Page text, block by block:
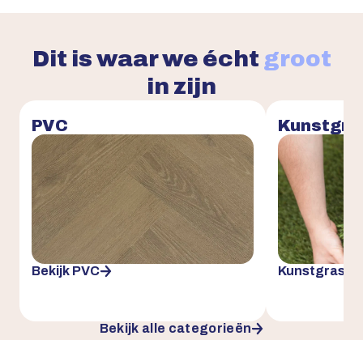
Dit is waar we écht groot
in zijn
PVC
Bekijk PVC Kunstgras
Bekijk alle categorieën